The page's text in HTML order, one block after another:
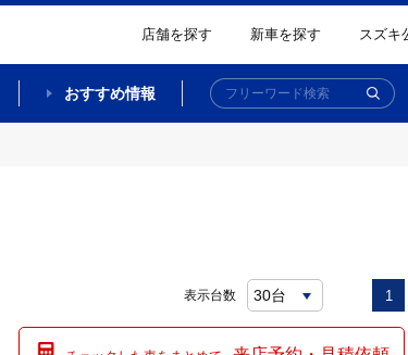
店舗を探す 新車を探す スズキ
おすすめ情報
表示台数 1